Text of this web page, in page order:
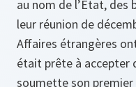
au nom de l’État, des
leur réunion de
Affaires étrangères
était prête à accepter
soumette son